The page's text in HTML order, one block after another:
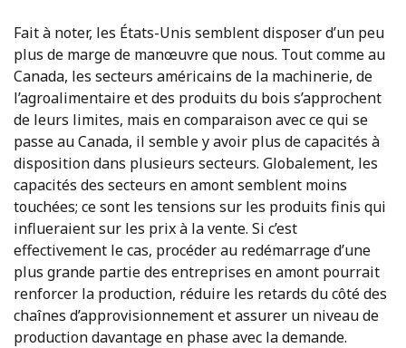
Fait à noter, les États-Unis semblent disposer d’un peu
plus de marge de manœuvre que nous. Tout comme au
Canada, les secteurs américains de la machinerie, de
l’agroalimentaire et des produits du bois s’approchent
de leurs limites, mais en comparaison avec ce qui se
passe au Canada, il semble y avoir plus de capacités à
disposition dans plusieurs secteurs. Globalement, les
capacités des secteurs en amont semblent moins
touchées; ce sont les tensions sur les produits finis qui
influeraient sur les prix à la vente. Si c’est
effectivement le cas, procéder au redémarrage d’une
plus grande partie des entreprises en amont pourrait
renforcer la production, réduire les retards du côté des
chaînes d’approvisionnement et assurer un niveau de
production davantage en phase avec la demande.